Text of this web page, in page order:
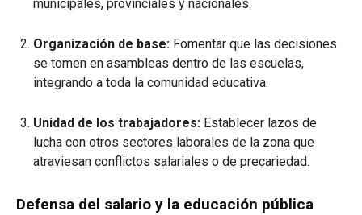
municipales, provinciales y nacionales.
Organización de base: Fomentar que las decisiones
se tomen en asambleas dentro de las escuelas,
integrando a toda la comunidad educativa.
Unidad de los trabajadores: Establecer lazos de
lucha con otros sectores laborales de la zona que
atraviesan conflictos salariales o de precariedad.
Defensa del salario y la educación pública